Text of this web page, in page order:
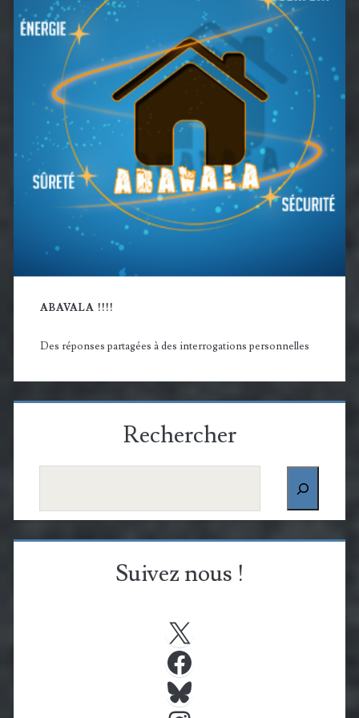
principale
ABAVALA !!!!
Des réponses partagées à des interrogations personnelles
Rechercher
Suivez nous !